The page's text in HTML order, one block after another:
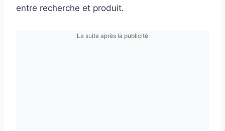
entre recherche et produit.
La suite après la publicité